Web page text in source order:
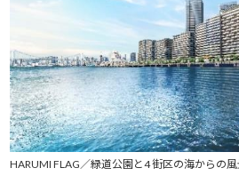
HARUMI FLAG／緑道公園と4 街区の海からの